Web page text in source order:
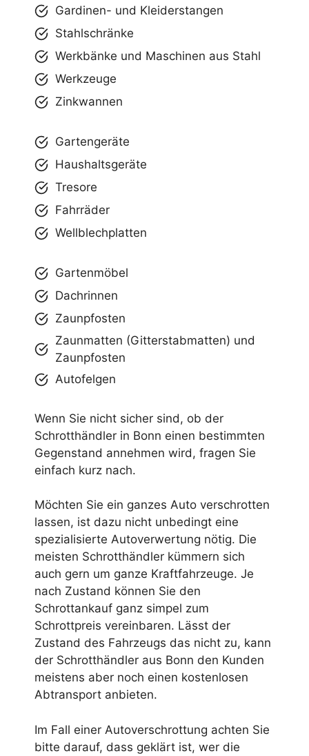
Gardinen- und Kleiderstangen
Stahlschränke
Werkbänke und Maschinen aus Stahl
Werkzeuge
Zinkwannen
Gartengeräte
Haushaltsgeräte
Tresore
Fahrräder
Wellblechplatten
Gartenmöbel
Dachrinnen
Zaunpfosten
Zaunmatten (Gitterstabmatten) und
Zaunpfosten
Autofelgen
Wenn Sie nicht sicher sind, ob der
Schrotthändler in Bonn einen bestimmten
Gegenstand annehmen wird, fragen Sie
einfach kurz nach.
Möchten Sie ein ganzes Auto verschrotten
lassen, ist dazu nicht unbedingt eine
spezialisierte Autoverwertung nötig. Die
meisten Schrotthändler kümmern sich
auch gern um ganze Kraftfahrzeuge. Je
nach Zustand können Sie den
Schrottankauf ganz simpel zum
Schrottpreis vereinbaren. Lässt der
Zustand des Fahrzeugs das nicht zu, kann
der Schrotthändler aus Bonn den Kunden
meistens aber noch einen kostenlosen
Abtransport anbieten.
Im Fall einer Autoverschrottung achten Sie
bitte darauf, dass geklärt ist, wer die